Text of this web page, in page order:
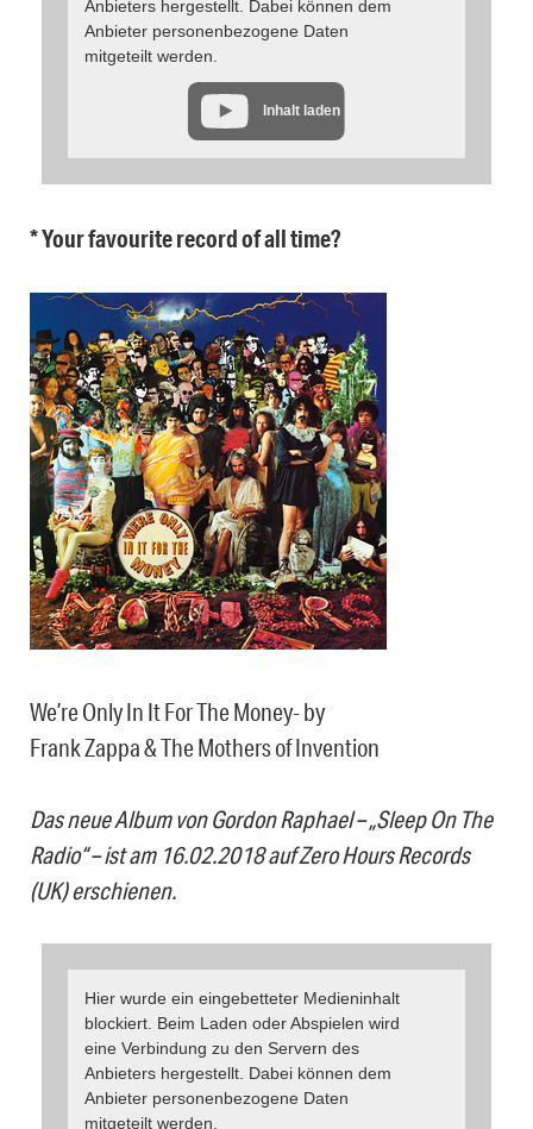
Anbieters hergestellt. Dabei können dem
Anbieter personenbezogene Daten
mitgeteilt werden.
Inhalt laden
* Your favourite record of all time?
We’re Only In It For The Money- by
Frank Zappa & The Mothers of Invention
Das neue Album von Gordon Raphael – „Sleep On The
Radio“ – ist am 16.02.2018 auf Zero Hours Records
(UK) erschienen.
Hier wurde ein eingebetteter Medieninhalt
blockiert. Beim Laden oder Abspielen wird
eine Verbindung zu den Servern des
Anbieters hergestellt. Dabei können dem
Anbieter personenbezogene Daten
mitgeteilt werden.